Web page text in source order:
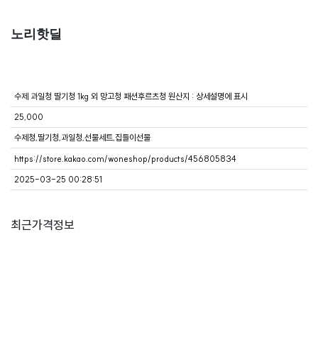
노리핫딜
수제 과일청 딸기청 1kg 외 망고청 패션후르츠청 원산지 : 상세설명에 표시
25,000
수제청,딸기청,과일청,선물세트,집들이선물
https://store.kakao.com/woneshop/products/456805834
2025-03-25 00:28:51
최근가격정보